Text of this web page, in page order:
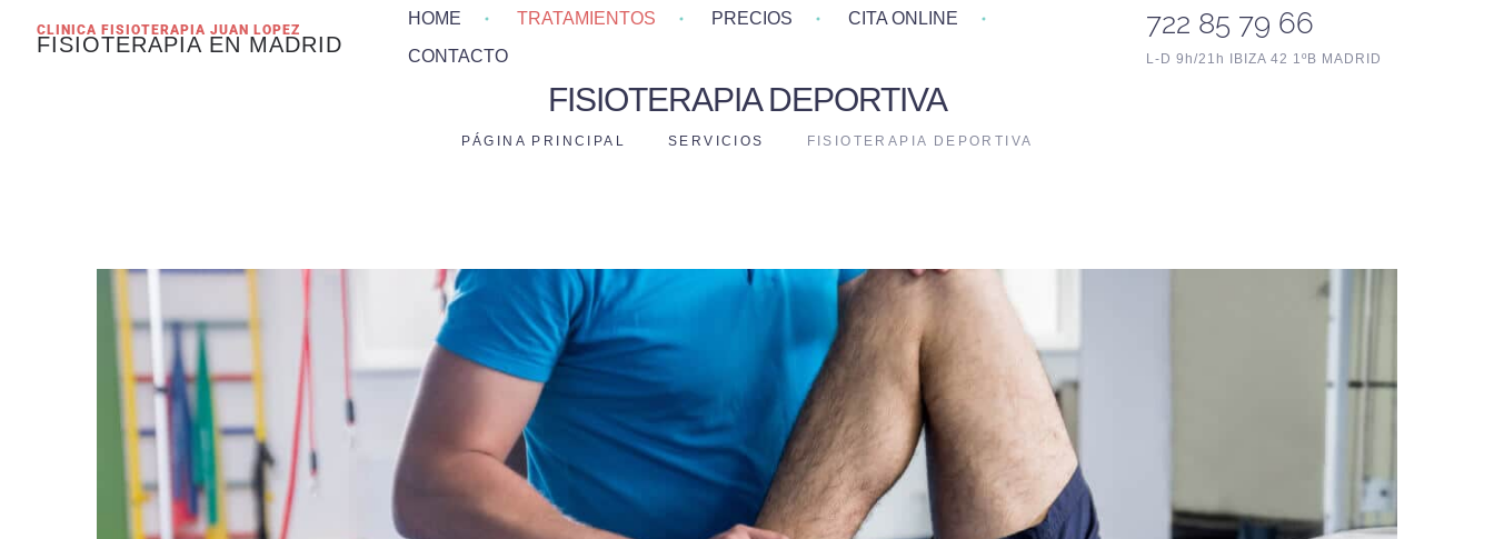
CLINICA FISIOTERAPIA JUAN LOPEZ
FISIOTERAPIA EN MADRID
HOME TRATAMIENTOS PRECIOS
CITA ONLINE
CONTACTO
722 85 79 66
L-D 9h/21h IBIZA 42 1ºB MADRID
FISIOTERAPIA DEPORTIVA
PÁGINA PRINCIPAL SERVICIOS FISIOTERAPIA DEPORTIVA